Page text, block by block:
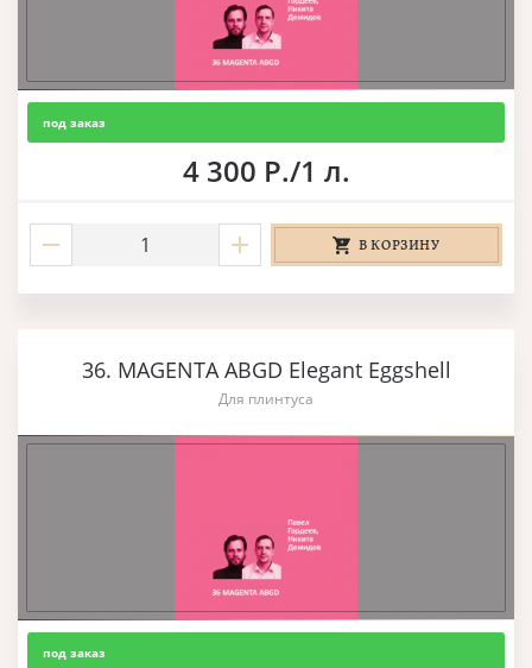
под заказ
4 300 Р./1 л.
В КОРЗИНУ
36. MAGENTA ABGD Elegant Eggshell
Для плинтуса
под заказ